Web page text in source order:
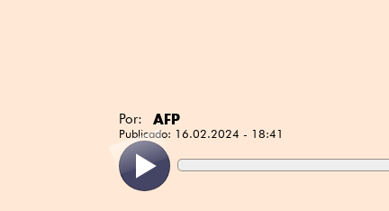
Por: AFP
Publicado: 16.02.2024 - 18:41